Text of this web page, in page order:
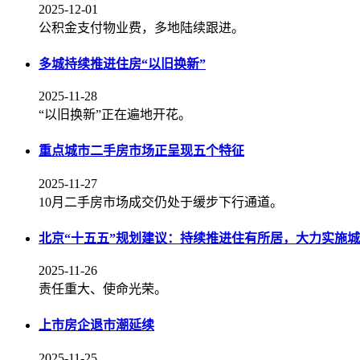
2025-12-01
公积金支付物业费，多地陆续跟进。
多城持续推进住房“以旧换新”
2025-11-28
“以旧换新”正在遍地开花。
重点城市二手房市场正呈现五个特征
2025-11-27
10月二手房市场成交仍处于缓步下行通道。
北京“十五五”规划建议：持续推进住有所居，大力实施
2025-11-26
责任重大、使命光荣。
上市房企退市潮延续